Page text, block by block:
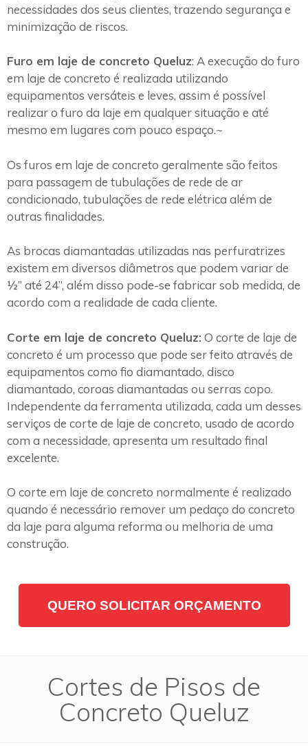
necessidades dos seus clientes, trazendo segurança e
minimização de riscos.
Furo em laje de concreto Queluz: A execução do furo
em laje de concreto é realizada utilizando
equipamentos versáteis e leves, assim é possível
realizar o furo da laje em qualquer situação e até
mesmo em lugares com pouco espaço.~
Os furos em laje de concreto geralmente são feitos
para passagem de tubulações de rede de ar
condicionado, tubulações de rede elétrica além de
outras finalidades.
As brocas diamantadas utilizadas nas perfuratrizes
existem em diversos diâmetros que podem variar de
½” até 24”, além disso pode-se fabricar sob medida, de
acordo com a realidade de cada cliente.
Corte em laje de concreto Queluz: O corte de laje de
concreto é um processo que pode ser feito através de
equipamentos como fio diamantado, disco
diamantado, coroas diamantadas ou serras copo.
Independente da ferramenta utilizada, cada um desses
serviços de corte de laje de concreto, usado de acordo
com a necessidade, apresenta um resultado final
excelente.
O corte em laje de concreto normalmente é realizado
quando é necessário remover um pedaço do concreto
da laje para alguma reforma ou melhoria de uma
construção.
QUERO SOLICITAR ORÇAMENTO
Cortes de Pisos de
Concreto Queluz